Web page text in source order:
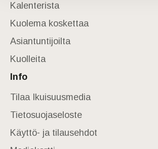
Kalenterista
Kuolema koskettaa
Asiantuntijoilta
Kuolleita
Info
Tilaa Ikuisuusmedia
Tietosuojaseloste
Käyttö- ja tilausehdot